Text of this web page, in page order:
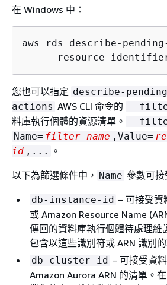
在 Windows 中：
aws rds describe-
--resource-
您也可以指定 describe-
actions AWS CLI 命令的 --
料庫執行個體的資源清單。 --
Name= filter-name ,Value=
id ,... 。
以下為篩選條件中， Name 參數可接
db-instance-id – 可接受資
或 Amazon Resource Name
傳回的資料庫執行個體待處理維
包含以這些識別符或 ARN 識別的
db-cluster-id – 可接受資
Amazon Aurora ARN 的清單。